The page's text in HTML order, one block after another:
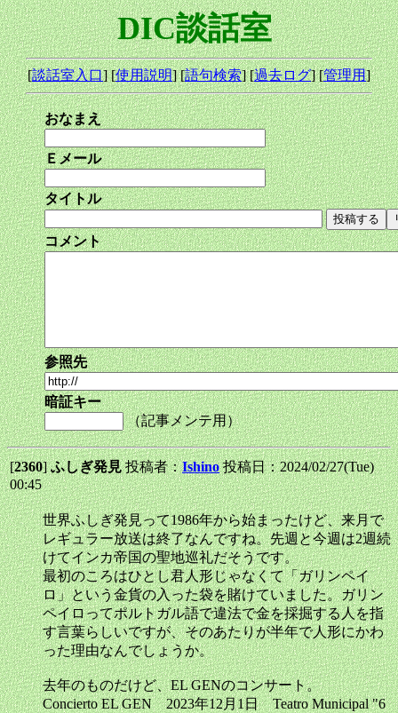
DIC談話室
[談話室入口] [使用説明] [語句検索] [過去ログ] [管理用]
おなまえ
Ｅメール
タイトル
コメント
参照先
暗証キー
（記事メンテ用）
[2360]ふしぎ発見投稿者：Ishino 投稿日：2024/02/27(Tue)
00:45
世界ふしぎ発見って1986年から始まったけど、来月で
レギュラー放送は終了なんですね。先週と今週は2週続
けてインカ帝国の聖地巡礼だそうです。
最初のころはひとし君人形じゃなくて「ガリンペイ
ロ」という金貨の入った袋を賭けていました。ガリン
ペイロってポルトガル語で違法で金を採掘する人を指
す言葉らしいですが、そのあたりが半年で人形にかわ
った理由なんでしょうか。
去年のものだけど、EL GENのコンサート。
Concierto EL GEN 2023年12月1日 Teatro Municipal "6